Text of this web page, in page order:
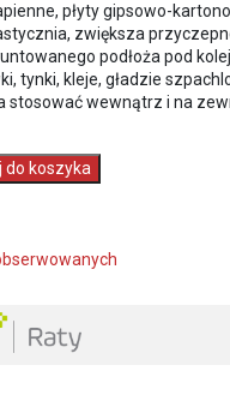
płyty gipsowo-
zwiększa
podłoża pod
tynki, kleje, gładzie
stosować wewnątrz i na
do koszyka